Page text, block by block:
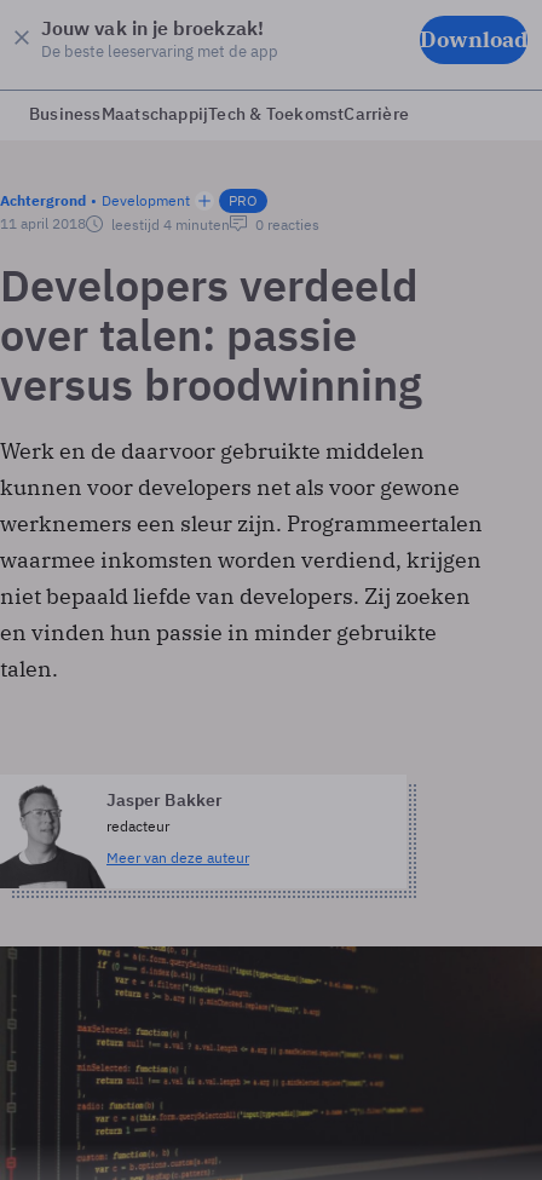
Jouw vak in je broekzak!
De beste leeservaring met de app Download
BusinessMaatschappijTech & ToekomstCarrière
Achtergrond Development
PRO
11 april 2018
leestijd 4 minuten 0 reacties
Developers verdeeld
over talen: passie
versus broodwinning
Werk en de daarvoor gebruikte middelen
kunnen voor developers net als voor gewone
werknemers een sleur zijn. Programmeertalen
waarmee inkomsten worden verdiend, krijgen
niet bepaald liefde van developers. Zij zoeken
en vinden hun passie in minder gebruikte
talen.
Jasper Bakker
redacteur
Meer van deze auteur